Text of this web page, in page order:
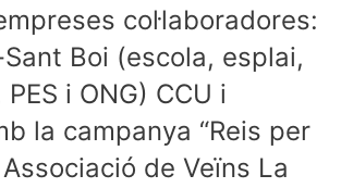
col·laboradores:
Boi (escola, esplai,
i ONG) CCU i
la campanya “Reis per
de Veïns La